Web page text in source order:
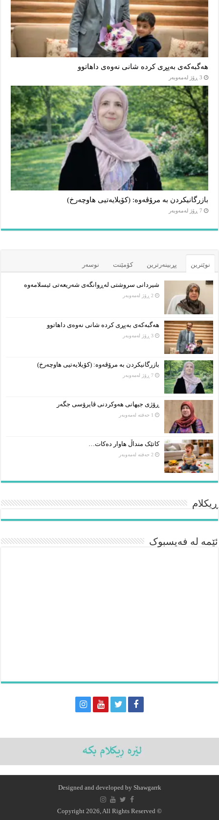
هەگبەکەی بەپڕی کردە شانی نەوەی داهاتوو
3 ڕۆژ لەمەوبەر
بازرگانیکردن بە مرۆڤەوە: (کۆیلایەتیی هاوچەرخ)
7 ڕۆژ لەمەوبەر
نوێترین پڕبینەرترین کۆمێنت نوسەر
شیردانی سروشتی لەڕوانگەی شەریعەتی ئیسلامەوە
2 ڕۆژ لەمەوبەر
هەگبەکەی بەپڕی کردە شانی نەوەی داهاتوو
3 ڕۆژ لەمەوبەر
بازرگانیکردن بە مرۆڤەوە: (کۆیلایەتیی هاوچەرخ)
7 ڕۆژ لەمەوبەر
ڕۆژی جیهانی هەوکردنی ڤایرۆسی جگەر
1 حەفتە لەمەوبەر
کاتێک منداڵ هاوار دەکات…
2 حەفتە لەمەوبەر
ڕیکلام
ئێمە لە فەیسبوک
Designed and developed by Shawgarrk
© Copyright 2026, All Rights Reserved